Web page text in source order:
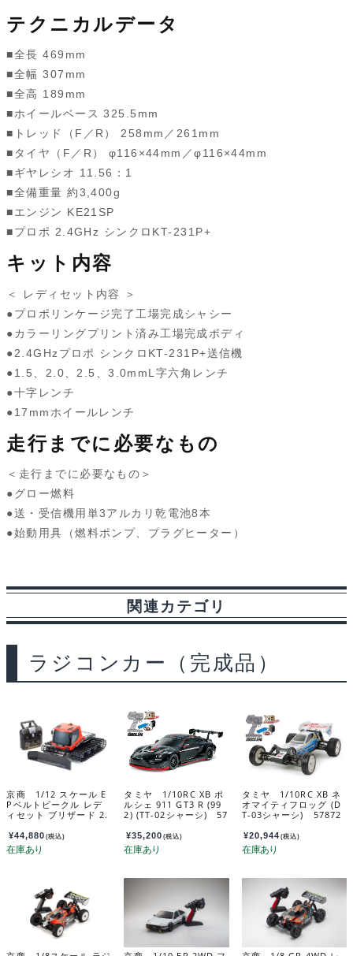
テクニカルデータ
■全長 469mm
■全幅 307mm
■全高 189mm
■ホイールベース 325.5mm
■トレッド（F／R） 258mm／261mm
■タイヤ（F／R） φ116×44mm／φ116×44mm
■ギヤレシオ 11.56：1
■全備重量 約3,400g
■エンジン KE21SP
■プロポ 2.4GHz シンクロKT-231P+
キット内容
＜ レディセット内容 ＞
●プロポリンケージ完了工場完成シャシー
●カラーリングプリント済み工場完成ボディ
●2.4GHzプロポ シンクロKT-231P+送信機
●1.5、2.0、2.5、3.0mmL字六角レンチ
●十字レンチ
●17mmホイールレンチ
走行までに必要なもの
＜走行までに必要なもの＞
●グロー燃料
●送・受信機用単3アルカリ乾電池8本
●始動用具（燃料ポンプ、プラグヒーター）
関連カテゴリ
ラジコンカー（完成品）
京商 1/12 スケール E
Pベルトビークル レデ
ィセット ブリザード 2.
¥44,880 (税込)
タミヤ 1/10RC XB ポ
ルシェ 911 GT3 R (99
2) (TT-02シャーシ) 57
¥35,200 (税込)
タミヤ 1/10RC XB ネ
オマイティフロッグ (D
T-03シャーシ) 57872
¥20,944 (税込)